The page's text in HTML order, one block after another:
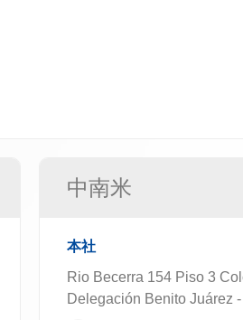
中南米
本社
Rio Becerra 154 Piso 3
Delegación Benito Juárez